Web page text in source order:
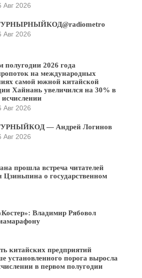
Авг 2026
Авг 2026
полугодии 2026 года
на международных
самой южной китайской
Хайнань увеличился на 30% в
исчислении
Авг 2026
— Андрей Логинов
Авг 2026
прошла встреча читателей
Цзиньпина о государственном
Владимир Рябовол
китайских предприятий
установленного порога выросла
в первом полугодии